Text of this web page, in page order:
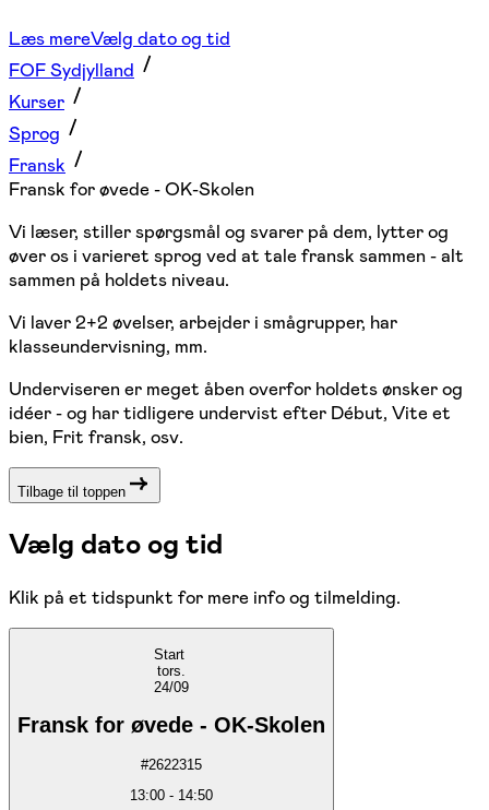
Læs mereVælg dato og tid
FOF Sydjylland
Kurser
Sprog
Fransk
Fransk for øvede - OK-Skolen
Vi læser, stiller spørgsmål og svarer på dem, lytter og
øver os i varieret sprog ved at tale fransk sammen - alt
sammen på holdets niveau.
Vi laver 2+2 øvelser, arbejder i smågrupper, har
klasseundervisning, mm.
Underviseren er meget åben overfor holdets ønsker og
idéer - og har tidligere undervist efter Début, Vite et
bien, Frit fransk, osv.
Tilbage til toppen
Vælg dato og tid
Klik på et tidspunkt for mere info og tilmelding.
Start
tors.
24/09
Fransk for øvede - OK-Skolen
#2622315
13:00 - 14:50